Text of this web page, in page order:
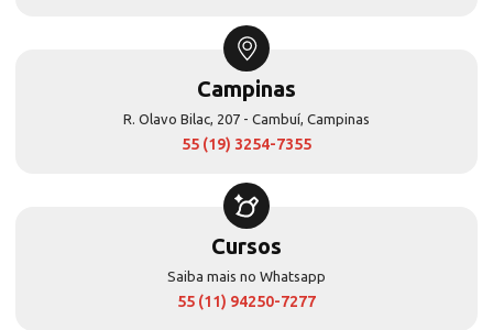
Campinas
R. Olavo Bilac, 207 - Cambuí, Campinas
55 (19) 3254-7355
Cursos
Saiba mais no Whatsapp
55 (11) 94250-7277